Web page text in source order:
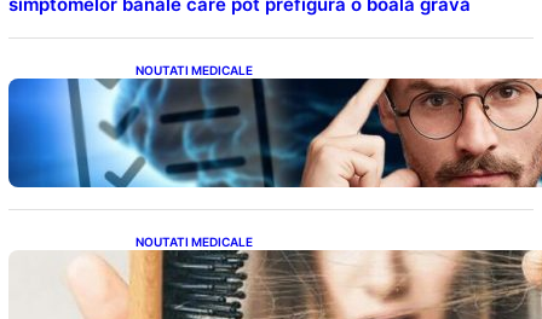
simptomelor banale care pot prefigura o boală gravă
NOUTATI MEDICALE
Inteligența dincolo de note: Semnele unui IQ
ridicat care nu țin de școală
NOUTATI MEDICALE
Semnele unei deficiențe de proteine:
Impactul asupra sănătății tale